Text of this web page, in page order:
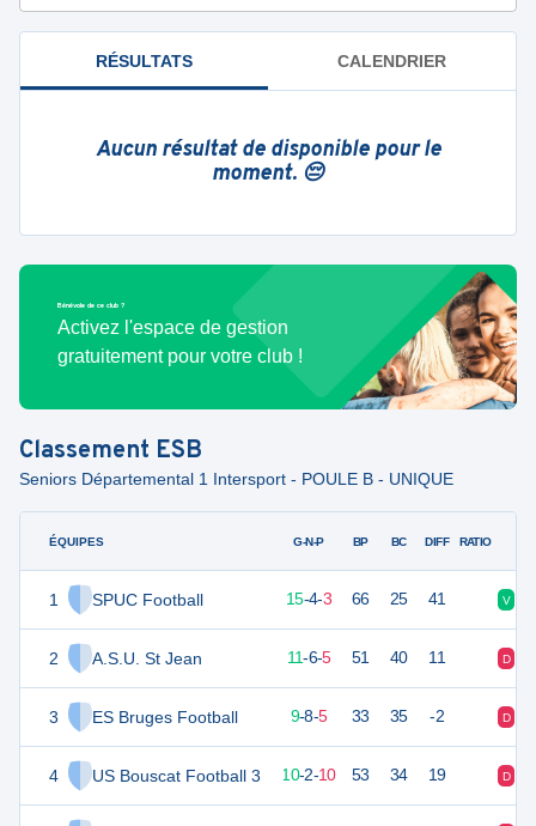
RÉSULTATS CALENDRIER
Aucun résultat de disponible pour le
moment. 😔
Bénévole de ce club ?
Activez l'espace de gestion
gratuitement pour votre club !
Classement ESB
Seniors Départemental 1 Intersport - POULE B - UNIQUE
ÉQUIPES
1 SPUC Football
2 A.S.U. St Jean
3 ES Bruges Football
4 US Bouscat Football 3
G-N-P BP BC DIFF RATIO
15-4-3 66 25 41 V
11-6-5 51 40 11 D
35 9-8-5 33 35 -2 D
32 22 10-2-10 53 34 19 D